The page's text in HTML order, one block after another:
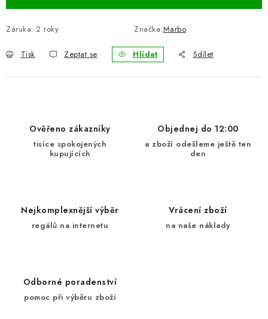
Záruka: 2 roky Značka:Marbo
Tisk Zeptat se Hlídat Sdílet
Ověřeno zákazníky
tisíce spokojených
kupujících
Objednej do 12:00
a zboží odešleme ještě ten
den
Nejkomplexnější výběr
regálů na internetu
Vrácení zboží
na naše náklady
Odborné poradenství
pomoc při výběru zboží